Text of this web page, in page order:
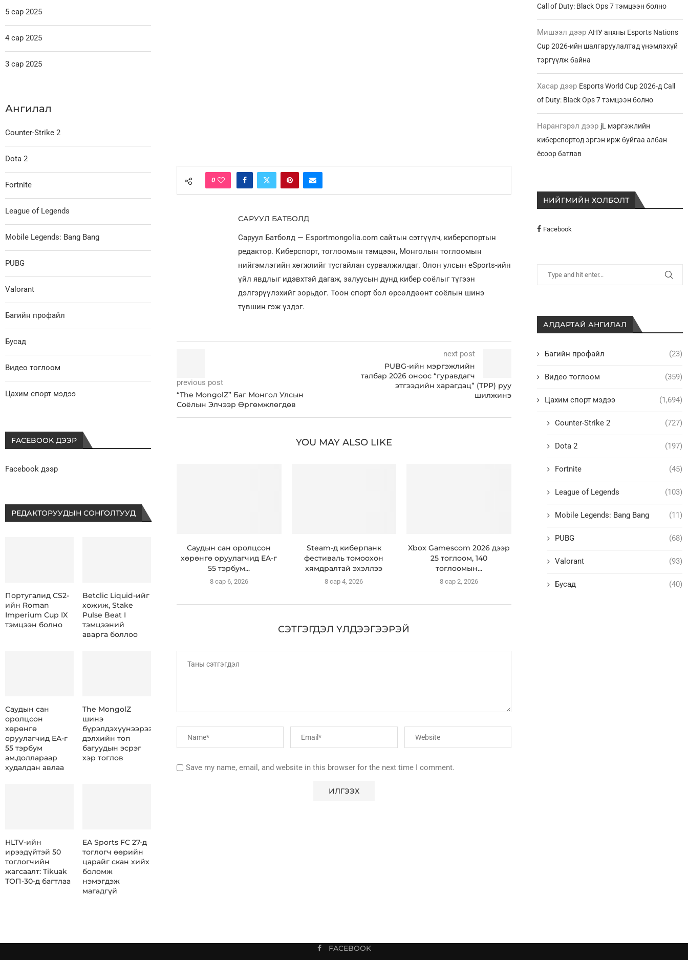
0
САРУУЛ БАТБОЛД
Саруул Батболд — Esportmongolia.com сайтын сэтгүүлч, киберспортын
редактор. Киберспорт, тоглоомын тэмцээн, Монголын тоглоомын
нийгэмлэгийн хөгжлийг тусгайлан сурвалжилдаг. Олон улсын eSports-ийн
үйл явдлыг идэвхтэй дагаж, залуусын дунд кибер соёлыг түгээн
дэлгэрүүлэхийг зорьдог. Тоон спорт бол өрсөлдөөнт соёлын шинэ
түвшин гэж үздэг.
previous post
“The MongolZ” Баг Монгол Улсын
Соёлын Элчээр Өргөмжлөгдөв
next post
PUBG-ийн мэргэжлийн
талбар 2026 оноос “гуравдагч
этгээдийн харагдац” (TPP) руу
шилжинэ
YOU MAY ALSO LIKE
Саудын сан оролцсон
хөрөнгө оруулагчид EA-г
55 тэрбум...
8 сар 6, 2026
Steam-д киберпанк
фестиваль томоохон
хямдралтай эхэллээ
8 сар 4, 2026
Xbox Gamescom 2026 дээр
25 тоглоом, 140
тоглоомын...
8 сар 2, 2026
СЭТГЭГДЭЛ ҮЛДЭЭГЭЭРЭЙ
Save my name, email, and website in this browser for the next time I comment.
Call of Duty: Black Ops 7 тэмцээн болно
Мишээл дээрАНУ анхны Esports Nations
Cup 2026-ийн шалгаруулалтад үнэмлэхүй
тэргүүлж байна
Хасар дээр Esports World Cup 2026-д Call
of Duty: Black Ops 7 тэмцээн болно
Нарангэрэл дээр jL мэргэжлийн
киберспортод эргэн ирж буйгаа албан
ёсоор батлав
НИЙГМИЙН ХОЛБОЛТ
Facebook
АЛДАРТАЙ АНГИЛАЛ
Багийн профайл (23)
Видео тоглоом (359)
Цахим спорт мэдээ (1,694)
Counter-Strike 2 (727)
Dota 2 (197)
Fortnite (45)
League of Legends (103)
Mobile Legends: Bang Bang (11)
PUBG (68)
Valorant (93)
Бусад (40)
5 сар 2025
4 сар 2025
3 сар 2025
Ангилал
Counter-Strike 2
Dota 2
Fortnite
League of Legends
Mobile Legends: Bang Bang
PUBG
Valorant
Багийн профайл
Бусад
Видео тоглоом
Цахим спорт мэдээ
FACEBOOK ДЭЭР
Facebook дээр
РЕДАКТОРУУДЫН СОНГОЛТУУД
Португалид CS2-
ийн Roman
Imperium Cup IX
тэмцээн болно
Betclic Liquid-ийг
хожиж, Stake
Pulse Beat I
тэмцээний
аварга боллоо
Саудын сан
оролцсон
хөрөнгө
оруулагчид EA-г
55 тэрбум
ам.доллараар
худалдан авлаа
The MongolZ
шинэ
бүрэлдэхүүнээрээ
дэлхийн топ
багуудын эсрэг
хэр тоглов
HLTV-ийн
ирээдүйтэй 50
тоглогчийн
жагсаалт: Tikuak
ТОП-30-д багтлаа
EA Sports FC 27-д
тоглогч өөрийн
царайг скан хийх
боломж
нэмэгдэж
магадгүй
FACEBOOK